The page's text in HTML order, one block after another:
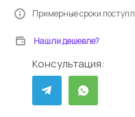
Примерные сроки
Нашли дешевле?
Консультация: